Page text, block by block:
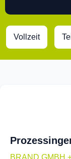
Vollzeit
BRAND GMBH